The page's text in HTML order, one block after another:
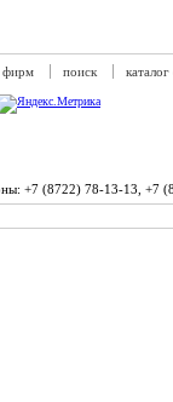
фирм поиск
+7 (8722) 78-13-13, +7